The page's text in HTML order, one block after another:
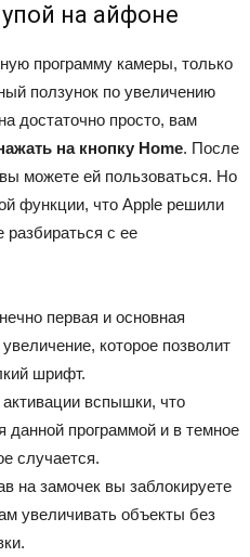
на айфоне
программу камеры, только
ползунок по увеличению
достаточно просто, вам
на кнопку Home. После
можете ей пользоваться. Но
функции, что Apple решили
разбираться с ее
первая и основная
которое позволит
шрифт.
вспышки, что
данной программой и в темное
случается.
на замочек вы заблокируете
увеличивать объекты без